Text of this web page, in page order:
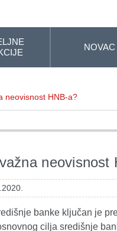
NOVAC
neovisnost HNB-a?
neovisnost
banke ključan je
cilja središnje